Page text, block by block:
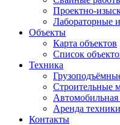
Проектно-
Лабораторные
Объекты
Карта объектов
Список
Техника
Строительные
Автомобильная
Аренда техники
Контакты